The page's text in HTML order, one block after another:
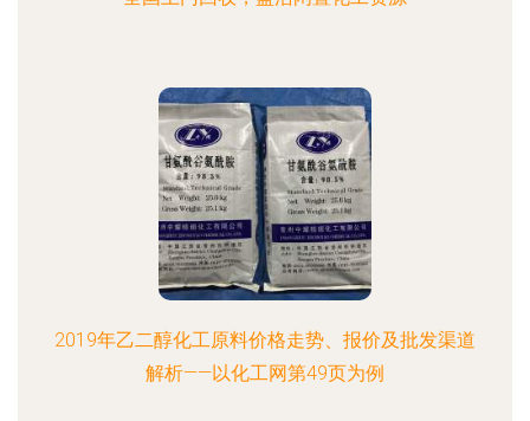
2019年乙二醇化工原料价格走势、报价及批发渠道
解析——以化工网第49页为例